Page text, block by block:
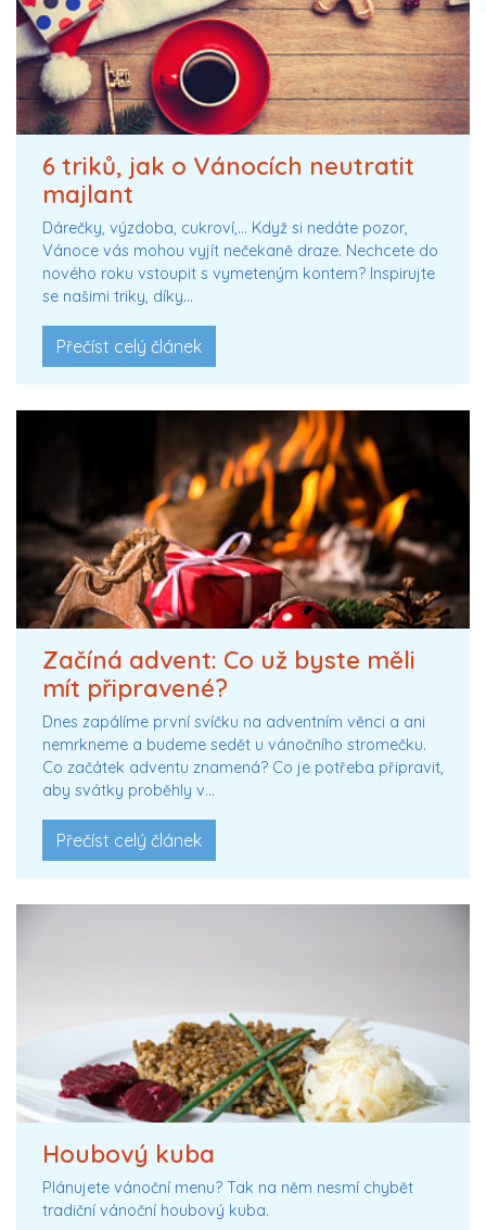
6 triků, jak o Vánocích neutratit
majlant
Dárečky, výzdoba, cukroví,… Když si nedáte pozor,
Vánoce vás mohou vyjít nečekaně draze. Nechcete do
nového roku vstoupit s vymeteným kontem? Inspirujte
se našimi triky, díky…
Přečíst celý článek
Začíná advent: Co už byste měli
mít připravené?
Dnes zapálíme první svíčku na adventním věnci a ani
nemrkneme a budeme sedět u vánočního stromečku.
Co začátek adventu znamená? Co je potřeba připravit,
aby svátky proběhly v…
Přečíst celý článek
Houbový kuba
Plánujete vánoční menu? Tak na něm nesmí chybět
tradiční vánoční houbový kuba.